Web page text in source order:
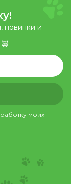
новинки и
моих